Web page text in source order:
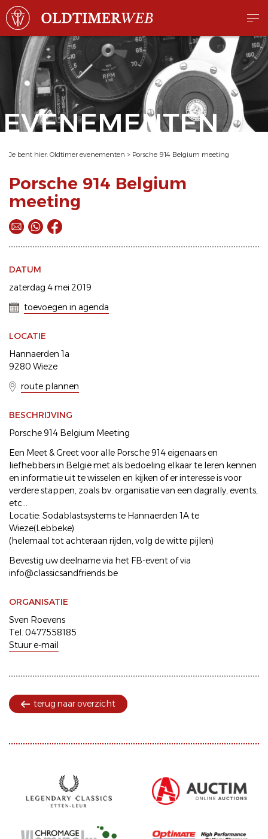
EVENEMENTEN
Je bent hier: Oldtimer evenementen > Porsche 914 Belgium meeting
Porsche 914 Belgium
meeting
DATUM
zaterdag 4 mei 2019
toevoegen in agenda
LOCATIE
Hannaerden 1a
9280 Wieze
route plannen
BESCHRIJVING
Porsche 914 Belgium Meeting
Een Meet & Greet voor alle Porsche 914 eigenaars en
liefhebbers in België met als bedoeling elkaar te leren kennen
en informatie uit te wisselen en kijken of er interesse is voor
verdere stappen, zoals bv. organisatie van een dagrally, events,
etc...
Locatie: Sodablastsystems te Hannaerden 1A te
Wieze(Lebbeke)
(helemaal tot achteraan rijden, volg de witte pijlen)
Bevestig uw deelname via het FB-event of via
info@classicsandfriends.be
ORGANISATIE
Sven Roevens
Tel. 0477558185
Stuur e-mail
terug naar overzicht